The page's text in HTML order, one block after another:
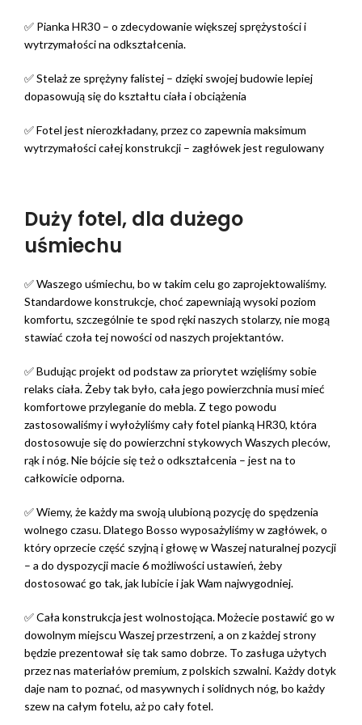
✅ Pianka HR30 – o zdecydowanie większej sprężystości i
wytrzymałości na odkształcenia.
✅ Stelaż ze sprężyny falistej – dzięki swojej budowie lepiej
dopasowują się do kształtu ciała i obciążenia
✅ Fotel jest nierozkładany, przez co zapewnia maksimum
wytrzymałości całej konstrukcji – zagłówek jest regulowany
Duży fotel, dla dużego
uśmiechu
✅ Waszego uśmiechu, bo w takim celu go zaprojektowaliśmy.
Standardowe konstrukcje, choć zapewniają wysoki poziom
komfortu, szczególnie te spod ręki naszych stolarzy, nie mogą
stawiać czoła tej nowości od naszych projektantów.
✅ Budując projekt od podstaw za priorytet wzięliśmy sobie
relaks ciała. Żeby tak było, cała jego powierzchnia musi mieć
komfortowe przyleganie do mebla. Z tego powodu
zastosowaliśmy i wyłożyliśmy cały fotel pianką HR30, która
dostosowuje się do powierzchni stykowych Waszych pleców,
rąk i nóg. Nie bójcie się też o odkształcenia – jest na to
całkowicie odporna.
✅ Wiemy, że każdy ma swoją ulubioną pozycję do spędzenia
wolnego czasu. Dlatego Bosso wyposażyliśmy w zagłówek, o
który oprzecie część szyjną i głowę w Waszej naturalnej pozycji
– a do dyspozycji macie 6 możliwości ustawień, żeby
dostosować go tak, jak lubicie i jak Wam najwygodniej.
✅ Cała konstrukcja jest wolnostojąca. Możecie postawić go w
dowolnym miejscu Waszej przestrzeni, a on z każdej strony
będzie prezentował się tak samo dobrze. To zasługa użytych
przez nas materiałów premium, z polskich szwalni. Każdy dotyk
daje nam to poznać, od masywnych i solidnych nóg, bo każdy
szew na całym fotelu, aż po cały fotel.